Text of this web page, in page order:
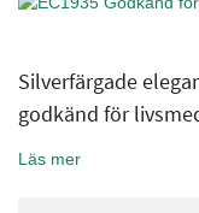
Silverfärgade
godkänd för
Läs mer